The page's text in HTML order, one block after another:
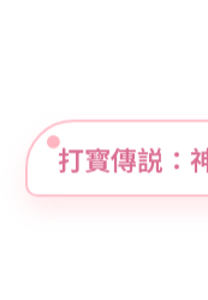
打寳傳説：